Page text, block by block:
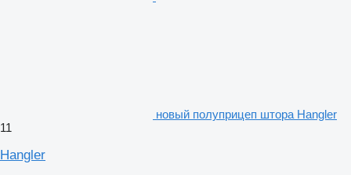
новый полуприцеп штора Hangler
11
Hangler